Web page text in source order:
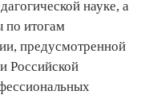
науке, а
по итогам
предусмотренной
Российской